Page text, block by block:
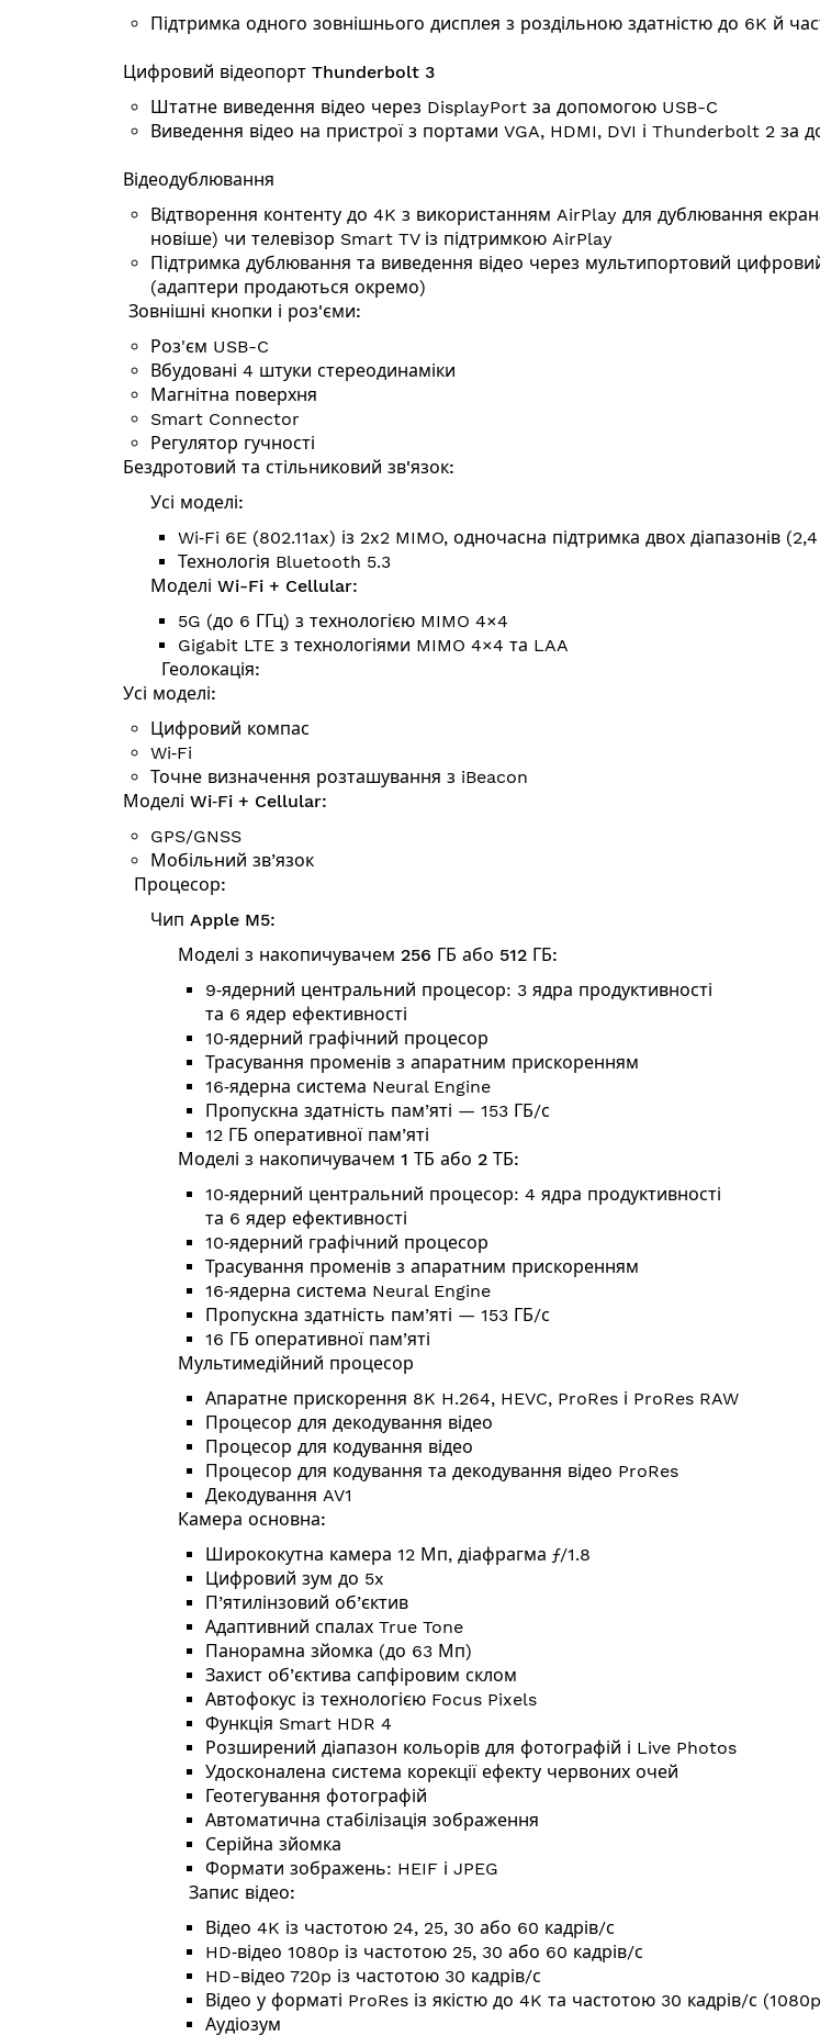
Підтримка одного зовнішнього дисплея з роздільною здатністю до 6K й
Цифровий відеопорт Thunderbolt 3
Штатне виведення відео через DisplayPort за допомогою USB-C
Виведення відео на пристрої з портами VGA, HDMI, DVI і Thunderbolt 2 за
Відеодублювання
Відтворення контенту до 4K з використанням AirPlay для дублювання
новіше) чи телевізор Smart TV із підтримкою AirPlay
Підтримка дублю­вання та виведення відео через мультипортовий
(адаптери продаються окремо)
Зовнішні кнопки і роз'єми:
Роз'єм USB-C
Вбудовані 4 штуки стереодинаміки
Магнітна поверхня
Smart Connector
Регулятор гучності
Бездротовий та стільниковий зв'язок:
Усі моделі:
Wi‑Fi 6E (802.11ax) із 2x2 MIMO, одночасна підтримка двох діапазонів (2,4
Технологія Bluetooth 5.3
Моделі Wi-Fi + Cellular:
5G (до 6 ГГц) з технологією MIMO 4×4
Gigabit LTE з технологіями MIMO 4×4 та LAA
Геолокація:
Усі моделі:
Цифровий компас
Wi‑Fi
Точне визначення розташування з iBeacon
Моделі Wi‑Fi + Cellular:
GPS/GNSS
Мобільний зв’язок
Процесор:
Чип Apple M5:
Моделі з накопичувачем 256 ГБ або 512 ГБ:
9‑ядерний центральний процесор: 3 ядра продуктивності
та 6 ядер ефективності
10‑ядерний графічний процесор
Трасування променів з апаратним прискоренням
16‑ядерна система Neural Engine
Пропускна здатність пам’яті — 153 ГБ/с
12 ГБ оперативної пам’яті
Моделі з накопичувачем 1 ТБ або 2 ТБ:
10‑ядерний центральний процесор: 4 ядра продуктивності
та 6 ядер ефективності
10‑ядерний графічний процесор
Трасування променів з апаратним прискоренням
16‑ядерна система Neural Engine
Пропускна здатність пам’яті — 153 ГБ/с
16 ГБ оперативної пам’яті
Мультимедійний процесор
Апаратне прискорення 8K H.264, HEVC, ProRes і ProRes RAW
Процесор для декодування відео
Процесор для кодування відео
Процесор для кодування та декодування відео ProRes
Декодування AV1
Камера основна:
Ширококутна камера 12 Мп, діафрагма ƒ/1.8
Цифровий зум до 5x
П’ятилінзовий об’єктив
Адаптивний спалах True Tone
Панорамна зйомка (до 63 Мп)
Захист об’єктива сапфіровим склом
Автофокус із технологією Focus Pixels
Функція Smart HDR 4
Розширений діапазон кольорів для фотографій і Live Photos
Удосконалена система корекції ефекту червоних очей
Геотегування фотографій
Автоматична стабілізація зображення
Серійна зйомка
Формати зображень: HEIF і JPEG
Запис відео:
Відео 4K із частотою 24, 25, 30 або 60 кадрів/с
HD‑відео 1080p із частотою 25, 30 або 60 кадрів/с
HD-відео 720p із частотою 30 кадрів/с
Відео у форматі ProRes із якістю до 4K та частотою 30 кадрів/с
Аудіозум